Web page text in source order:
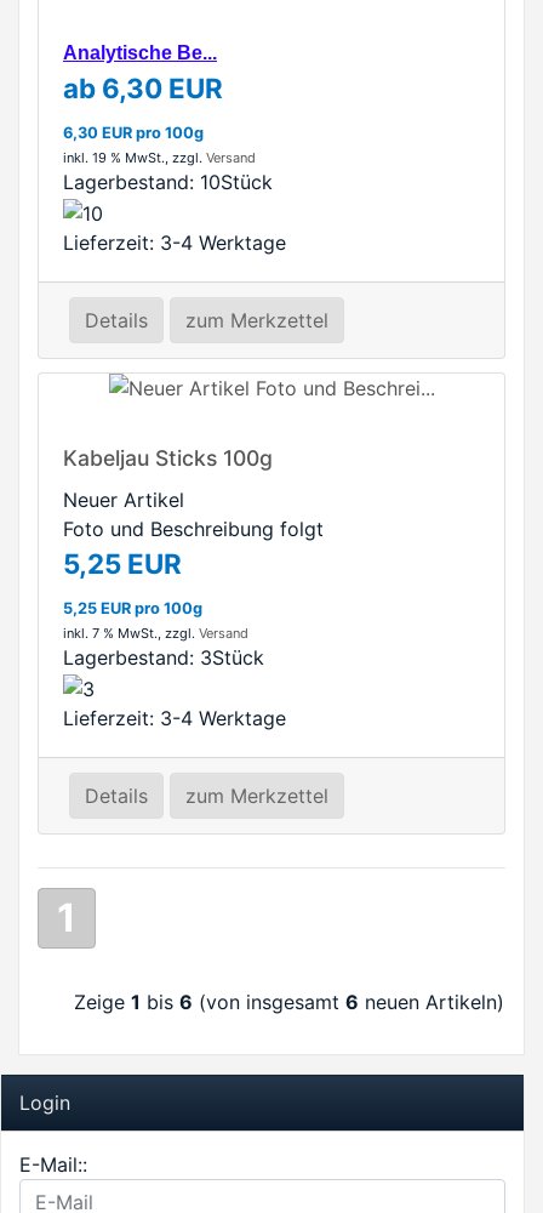
Analytische Be...
ab 6,30 EUR
6,30 EUR pro 100g
inkl. 19 % MwSt., zzgl. Versand
Lagerbestand: 10Stück
Lieferzeit: 3-4 Werktage
Details zum Merkzettel
Kabeljau Sticks 100g
Neuer Artikel
Foto und Beschreibung folgt
5,25 EUR
5,25 EUR pro 100g
inkl. 7 % MwSt., zzgl. Versand
Lagerbestand: 3Stück
Lieferzeit: 3-4 Werktage
Details zum Merkzettel
1
Zeige 1 bis 6 (von insgesamt 6 neuen Artikeln)
Login
E-Mail::